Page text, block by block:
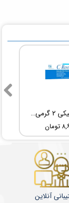
سیلر بایوسرامیکی 2 گرمی Root Dental Medical C-Root SP
آنلاین